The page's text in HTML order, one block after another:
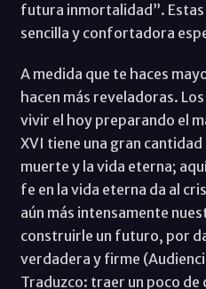
futura inmortalidad”. Estas
sencilla y confortadora
A medida que te haces
hacen más reveladoras.
vivir el hoy preparando el
XVI tiene una gran
muerte y la vida eterna;
fe en la vida eterna da al
aún más intensamente
construirle un futuro, por
verdadera y firme
Traduzco: traer un poco de